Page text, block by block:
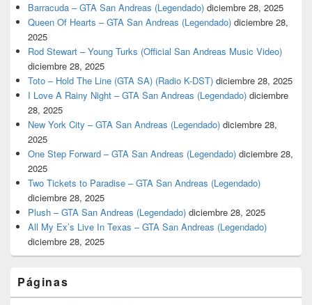
Barracuda – GTA San Andreas (Legendado) diciembre 28, 2025
Queen Of Hearts – GTA San Andreas (Legendado) diciembre 28,
2025
Rod Stewart – Young Turks (Official San Andreas Music Video)
diciembre 28, 2025
Toto – Hold The Line (GTA SA) (Radio K-DST) diciembre 28, 2025
I Love A Rainy Night – GTA San Andreas (Legendado) diciembre
28, 2025
New York City – GTA San Andreas (Legendado) diciembre 28,
2025
One Step Forward – GTA San Andreas (Legendado) diciembre 28,
2025
Two Tickets to Paradise – GTA San Andreas (Legendado)
diciembre 28, 2025
Plush – GTA San Andreas (Legendado) diciembre 28, 2025
All My Ex’s Live In Texas – GTA San Andreas (Legendado)
diciembre 28, 2025
Páginas